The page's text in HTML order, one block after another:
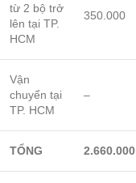
từ 2 bộ trở
lên tại TP.
HCM
350.000
Vận
chuyển tại
TP. HCM
–
TỔNG 2.660.000